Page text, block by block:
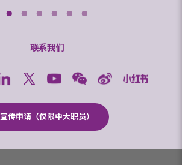
联系我们
宣传申请（仅限中大职员）